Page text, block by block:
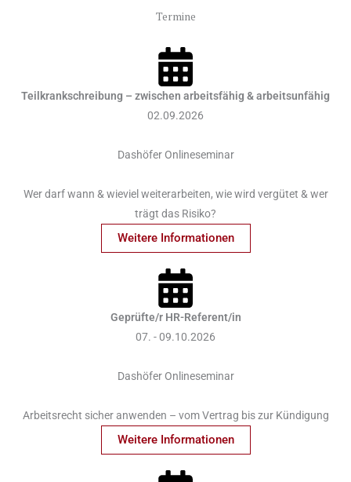
Termine
Teilkrankschreibung – zwischen arbeitsfähig & arbeitsunfähig
02.09.2026
Dashöfer Onlineseminar
Wer darf wann & wieviel weiterarbeiten, wie wird vergütet & wer
trägt das Risiko?
Weitere Informationen
Geprüfte/r HR-Referent/in
07. - 09.10.2026
Dashöfer Onlineseminar
Arbeitsrecht sicher anwenden – vom Vertrag bis zur Kündigung
Weitere Informationen